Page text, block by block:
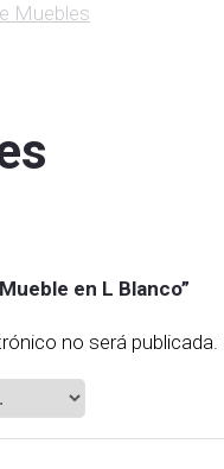
Muebles
en L Blanco”
no será publicada.